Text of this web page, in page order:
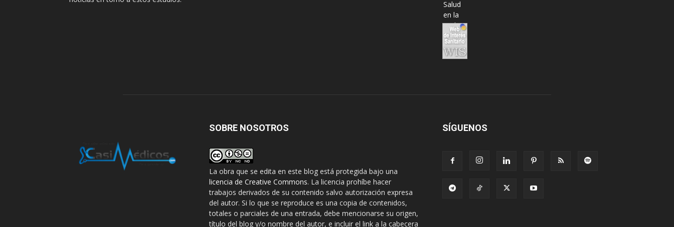
SOBRE NOSOTROS
La obra que se edita en este blog está protegida bajo una
licencia de Creative Commons. La licencia prohíbe hacer
trabajos derivados de su contenido salvo autorización expresa
del autor. Si lo que se reproduce es una copia de contenidos,
totales o parciales de una entrada, debe mencionarse su origen,
título del blog y/o nombre del autor, e incluir el link a la cabecera
SÍGUENOS